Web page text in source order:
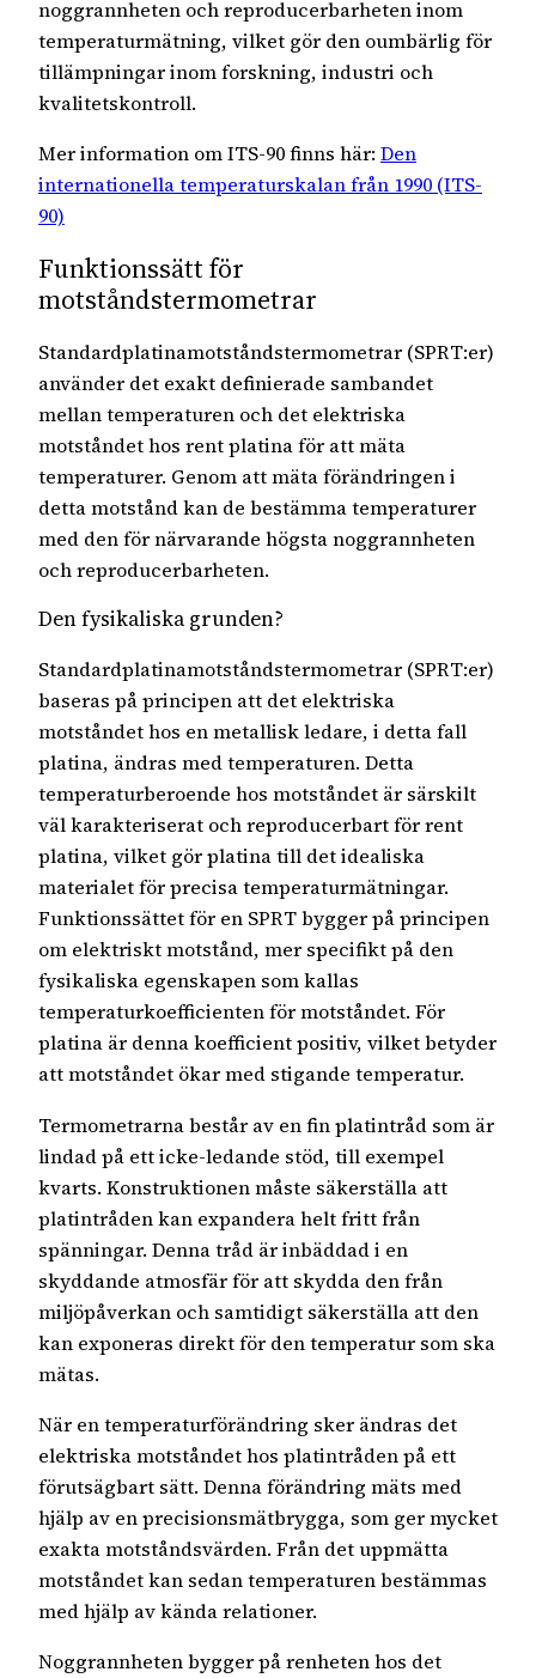
noggrannheten och reproducerbarheten inom
temperaturmätning, vilket gör den oumbärlig för
tillämpningar inom forskning, industri och
kvalitetskontroll.
Mer information om ITS-90 finns här: Den
internationella temperaturskalan från 1990 (ITS-
90)
Funktionssätt för
motståndstermometrar
Standardplatinamotståndstermometrar (SPRT:er)
använder det exakt definierade sambandet
mellan temperaturen och det elektriska
motståndet hos rent platina för att mäta
temperaturer. Genom att mäta förändringen i
detta motstånd kan de bestämma temperaturer
med den för närvarande högsta noggrannheten
och reproducerbarheten.
Den fysikaliska grunden?
Standardplatinamotståndstermometrar (SPRT:er)
baseras på principen att det elektriska
motståndet hos en metallisk ledare, i detta fall
platina, ändras med temperaturen. Detta
temperaturberoende hos motståndet är särskilt
väl karakteriserat och reproducerbart för rent
platina, vilket gör platina till det idealiska
materialet för precisa temperaturmätningar.
Funktionssättet för en SPRT bygger på principen
om elektriskt motstånd, mer specifikt på den
fysikaliska egenskapen som kallas
temperaturkoefficienten för motståndet. För
platina är denna koefficient positiv, vilket betyder
att motståndet ökar med stigande temperatur.
Termometrarna består av en fin platintråd som är
lindad på ett icke-ledande stöd, till exempel
kvarts. Konstruktionen måste säkerställa att
platintråden kan expandera helt fritt från
spänningar. Denna tråd är inbäddad i en
skyddande atmosfär för att skydda den från
miljöpåverkan och samtidigt säkerställa att den
kan exponeras direkt för den temperatur som ska
mätas.
När en temperaturförändring sker ändras det
elektriska motståndet hos platintråden på ett
förutsägbart sätt. Denna förändring mäts med
hjälp av en precisionsmätbrygga, som ger mycket
exakta motståndsvärden. Från det uppmätta
motståndet kan sedan temperaturen bestämmas
med hjälp av kända relationer.
Noggrannheten bygger på renheten hos det